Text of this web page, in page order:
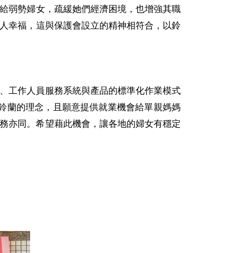
弱勢婦女，疏緩她們經濟困境，也增強其職
幸福，這與保護會設立的精神相符合，以鈴
工作人員服務系統與產品的標準化作業模式
蘭的理念，且願意提供就業機會給單親媽媽
亦同。希望藉此機會，讓各地的婦女有穩定